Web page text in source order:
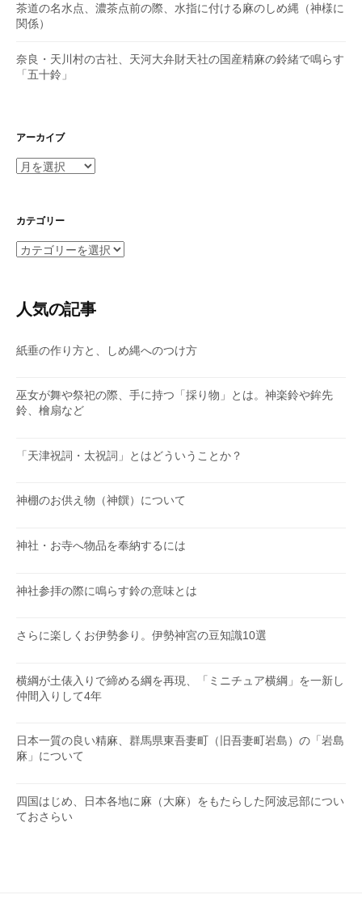
茶道の名水点、濃茶点前の際、水指に付ける麻のしめ縄（神様に
関係）
奈良・天川村の古社、天河大弁財天社の国産精麻の鈴緒で鳴らす
「五十鈴」
アーカイブ
ア
イ
カテゴリー
カ
リ
ー
人気の記事
紙垂の作り方と、しめ縄へのつけ方
巫女が舞や祭祀の際、手に持つ「採り物」とは。神楽鈴や鉾先
鈴、檜扇など
「天津祝詞・太祝詞」とはどういうことか？
神棚のお供え物（神饌）について
神社・お寺へ物品を奉納するには
神社参拝の際に鳴らす鈴の意味とは
さらに楽しくお伊勢参り。伊勢神宮の豆知識10選
横綱が土俵入りで締める綱を再現、「ミニチュア横綱」を一新し
仲間入りして4年
日本一質の良い精麻、群馬県東吾妻町（旧吾妻町岩島）の「岩島
麻」について
四国はじめ、日本各地に麻（大麻）をもたらした阿波忌部につい
ておさらい